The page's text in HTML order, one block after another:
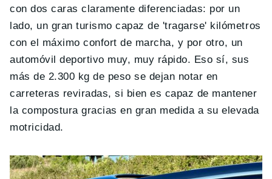
con dos caras claramente diferenciadas: por un
lado, un gran turismo capaz de 'tragarse' kilómetros
con el máximo confort de marcha, y por otro, un
automóvil deportivo muy, muy rápido. Eso sí, sus
más de 2.300 kg de peso se dejan notar en
carreteras reviradas, si bien es capaz de mantener
la compostura gracias en gran medida a su elevada
motricidad.